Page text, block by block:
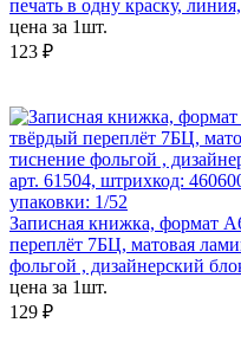
печать в одну краску, линия,
цена за 1шт.
123 ₽
арт. 61504, штрихкод:
упаковки: 1/52
Записная книжка, формат
переплёт 7БЦ, матовая
фольгой , дизайнерский
цена за 1шт.
129 ₽